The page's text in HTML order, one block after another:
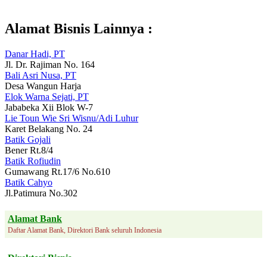
Alamat Bisnis Lainnya :
Danar Hadi, PT
Jl. Dr. Rajiman No. 164
Bali Asri Nusa, PT
Desa Wangun Harja
Elok Warna Sejati, PT
Jababeka Xii Blok W-7
Lie Toun Wie Sri Wisnu/Adi Luhur
Karet Belakang No. 24
Batik Gojali
Bener Rt.8/4
Batik Rofiudin
Gumawang Rt.17/6 No.610
Batik Cahyo
Jl.Patimura No.302
Alamat Bank
Daftar Alamat Bank, Direktori Bank seluruh Indonesia